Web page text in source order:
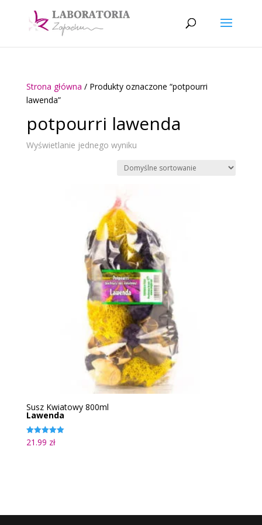
Strona główna / Produkty oznaczone “potpourri
lawenda”
potpourri lawenda
Wyświetlanie jednego wyniku
Susz Kwiatowy 800ml
Lawenda
Oceniono
5.00
21.99 zł